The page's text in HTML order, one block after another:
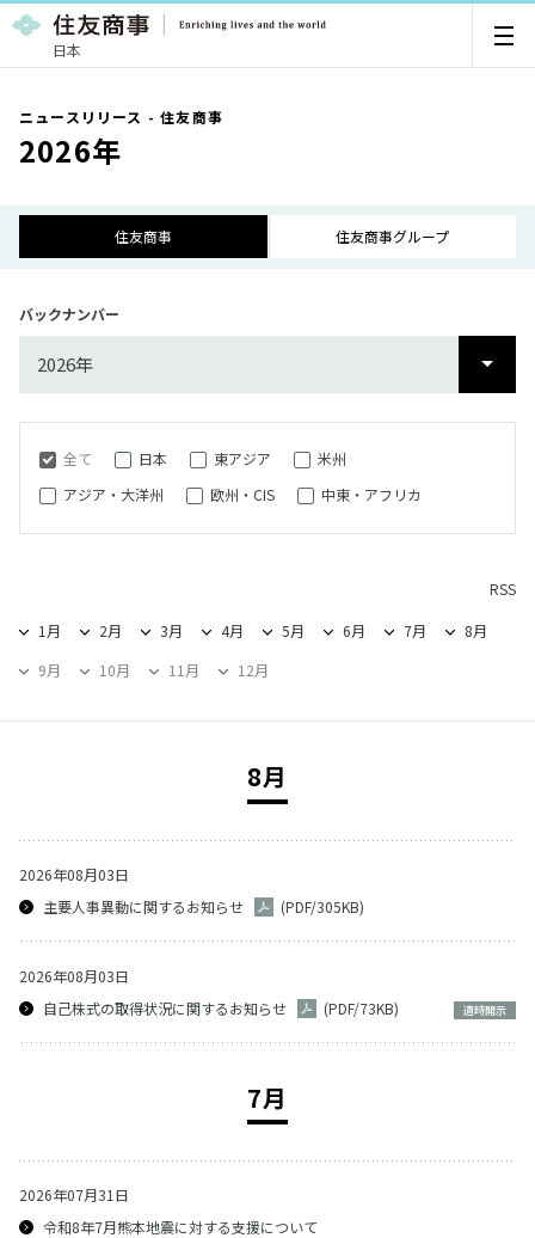
日本
ニュースリリース - 住友商事
2026年
住友商事 住友商事グループ
バックナンバー
2026年
2026年
2025年
2023年
2017年
2016年
2012年
2011年
全て 日本 東アジア
米州
アジア・大洋州
欧州・CIS 中東・アフリカ
1月 2月 3月 4月 5月 6月 7月
8月
9月
10月 11月 12月
RSS
8月
2026年08月03日
主要人事異動に関するお知らせ
(PDF/305KB)
2026年08月03日
自己株式の取得状況に関するお知らせ
(PDF/73KB) 適時開示
7月
2026年07月31日
令和8年7月熊本地震に対する支援について